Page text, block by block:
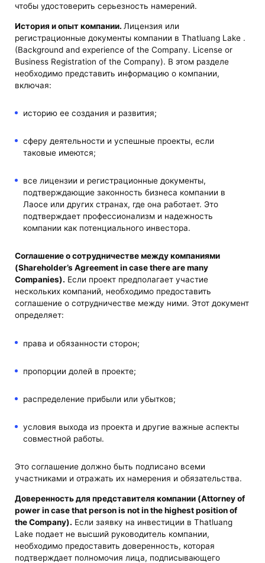
чтобы удостоверить серьезность намерений.
История и опыт компании. Лицензия или
регистрационные документы компании в Thatluang Lake .
(Background and experience of the Company. License or
Business Registration of the Company). В этом разделе
необходимо представить информацию о компании,
включая:
историю ее создания и развития;
сферу деятельности и успешные проекты, если
таковые имеются;
все лицензии и регистрационные документы,
подтверждающие законность бизнеса компании в
Лаосе или других странах, где она работает. Это
подтверждает профессионализм и надежность
компании как потенциального инвестора.
Соглашение о сотрудничестве между компаниями
(Shareholder’s Agreement in case there are many
Companies). Если проект предполагает участие
нескольких компаний, необходимо предоставить
соглашение о сотрудничестве между ними. Этот документ
определяет:
права и обязанности сторон;
пропорции долей в проекте;
распределение прибыли или убытков;
условия выхода из проекта и другие важные аспекты
совместной работы.
Это соглашение должно быть подписано всеми
участниками и отражать их намерения и обязательства.
Доверенность для представителя компании (Attorney of
power in case that person is not in the highest position of
the Company). Если заявку на инвестиции в Thatluang
Lake подает не высший руководитель компании,
необходимо предоставить доверенность, которая
подтверждает полномочия лица, подписывающего